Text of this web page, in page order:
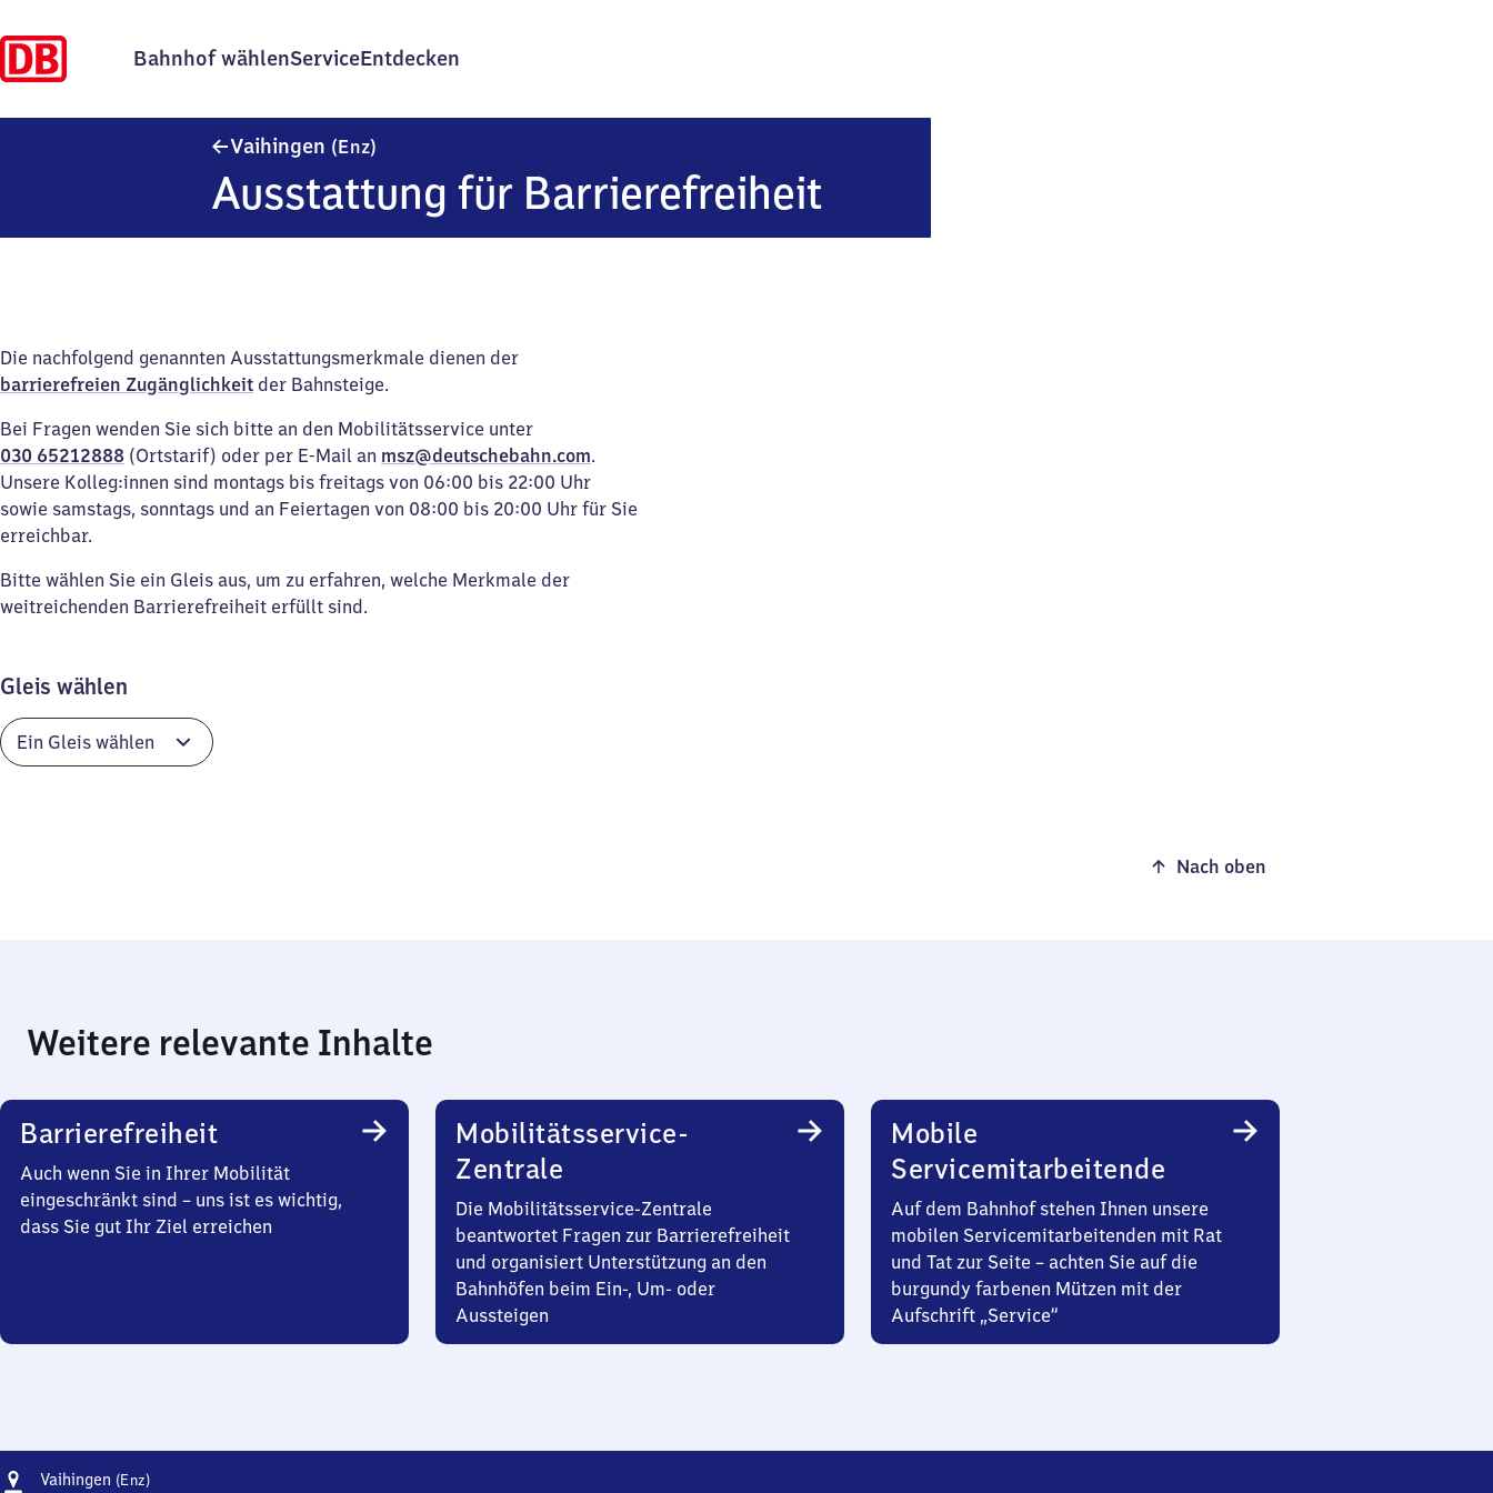
Bahnhof wählenServiceEntdecken
Vaihingen (Enz)
Ausstattung für Barrierefreiheit
Die nachfolgend genannten Ausstattungsmerkmale dienen der
barrierefreien Zugänglichkeit der Bahnsteige.
Bei Fragen wenden Sie sich bitte an den Mobilitätsservice unter
030 65212888 (Ortstarif) oder per E-Mail an msz@deutschebahn.com.
Unsere Kolleg:innen sind montags bis freitags von 06:00 bis 22:00 Uhr
sowie samstags, sonntags und an Feiertagen von 08:00 bis 20:00 Uhr für Sie
erreichbar.
Bitte wählen Sie ein Gleis aus, um zu erfahren, welche Merkmale der
weitreichenden Barrierefreiheit erfüllt sind.
Gleis wählen
Nach oben
Weitere relevante Inhalte
Barrierefreiheit
Auch wenn Sie in Ihrer Mobilität
eingeschränkt sind – uns ist es wichtig,
dass Sie gut Ihr Ziel erreichen
Mobilitätsservice-
Zentrale
Die Mobilitätsservice-Zentrale
beantwortet Fragen zur Barrierefreiheit
und organisiert Unterstützung an den
Bahnhöfen beim Ein-, Um- oder
Aussteigen
Mobile
Servicemitarbeitende
Auf dem Bahnhof stehen Ihnen unsere
mobilen Servicemitarbeitenden mit Rat
und Tat zur Seite – achten Sie auf die
burgundy farbenen Mützen mit der
Aufschrift „Service“
Adresse
Vaihingen (Enz)Vaihingen